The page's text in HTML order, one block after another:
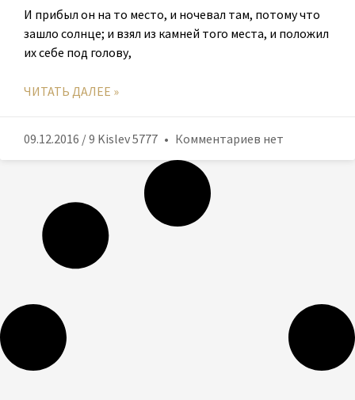
И прибыл он на то место, и ночевал там, потому что
зашло солнце; и взял из камней того места, и положил
их себе под голову,
ЧИТАТЬ ДАЛЕЕ »
09.12.2016 / 9 Kislev 5777 Комментариев нет